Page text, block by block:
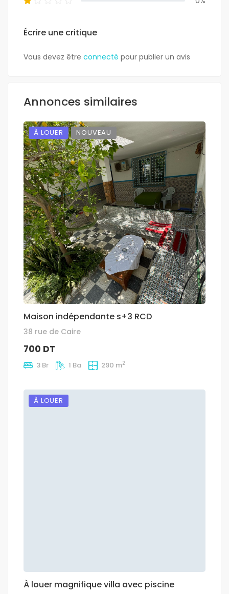
Écrire une critique
Vous devez être connecté pour publier un avis
Annonces similaires
À LOUER NOUVEAU
Maison indépendante s+3 RCD
38 rue de Caire
700 DT
3 Br 1 Ba 290 m2
À LOUER
À louer magnifique villa avec piscine